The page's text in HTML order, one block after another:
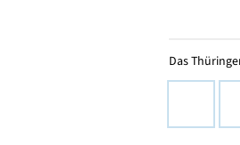
Das